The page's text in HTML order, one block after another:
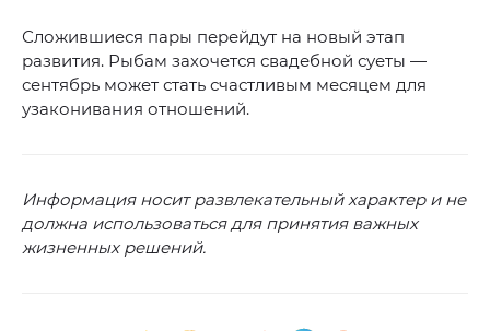
Сложившиеся пары перейдут на новый этап
развития. Рыбам захочется свадебной суеты —
сентябрь может стать счастливым месяцем для
узаконивания отношений.
Информация носит развлекательный характер и не
должна использоваться для принятия важных
жизненных решений.